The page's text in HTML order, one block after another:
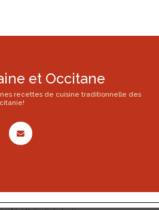
et Occitane
recettes de cuisine traditionnelle des